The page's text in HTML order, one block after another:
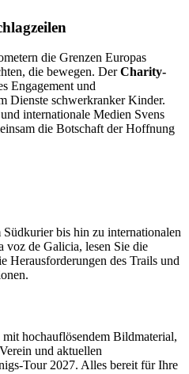
die Grenzen Europas
die bewegen. DerCharity-
Engagement und
Dienste schwerkranker Kinder.
internationale Medien Svens
die Botschaft der Hoffnung
bis hin zu internationalen
de Galicia, lesen Sie die
Herausforderungen des Trails und
hochauflösendem Bildmaterial,
und aktuellen
Tour 2027. Alles bereit für Ihre